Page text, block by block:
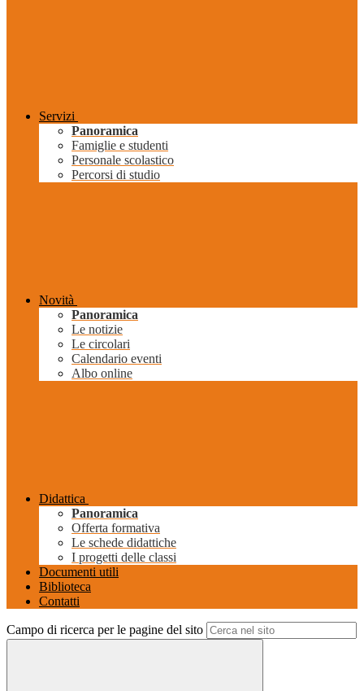
Servizi
Panoramica
Famiglie e studenti
Personale scolastico
Percorsi di studio
Novità
Panoramica
Le notizie
Le circolari
Calendario eventi
Albo online
Didattica
Panoramica
Offerta formativa
Le schede didattiche
I progetti delle classi
Documenti utili
Biblioteca
Contatti
Campo di ricerca per le pagine del sito